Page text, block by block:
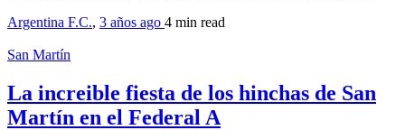
Argentina F.C., 3 años ago 4 min read
San Martín
La increible fiesta de los hinchas de San
Martín en el Federal A